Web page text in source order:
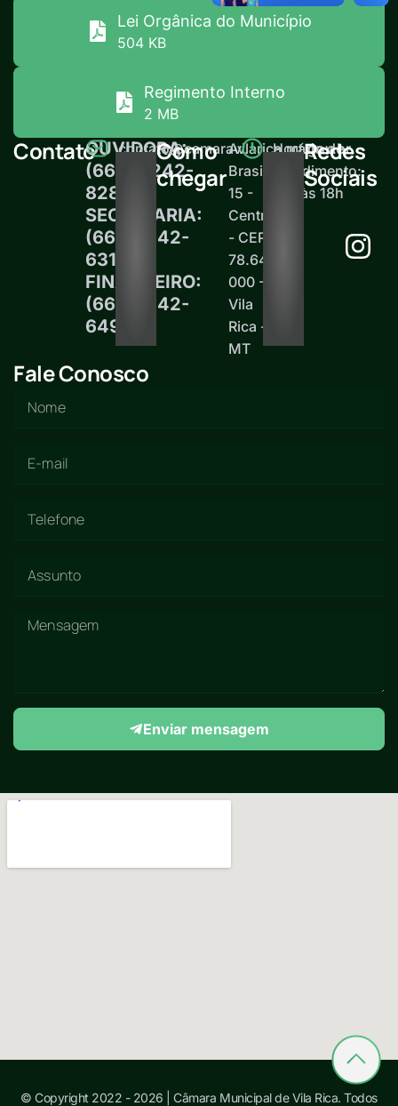
Lei Orgânica do Município
504 KB
Regimento Interno
2 MB
ContatoOUVIDORA:
(66) 99242-
8289
SECRETARIA:
(66)99242-
6313
FINANCEIRO:
(66)99242-
6497
contato@camaravilarica.mt.gov.br
Como
chegar
Av.
Brasil,
15 -
Centro
- CEP
78.645-
000 -
Vila
Rica -
MT
Horário de
atendimento:
12h às 18h
Redes
Sociais
Fale Conosco
Enviar mensagem
© Copyright 2022 - 2026 | Câmara Municipal de Vila Rica. Todos